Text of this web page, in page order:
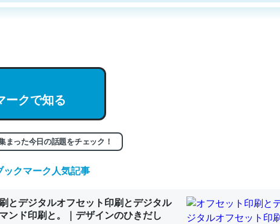
32768トークンだと英語小説100ページ分くらい。小説でいう「ずっと前
されないけど、短期記憶というには多い分量。進化すればするほど分かり
そう
ークで知る
まった今日の話題をチェック！
ックマーク人気記事
とデジタルオフセット印刷とデジタル
ンド印刷と。｜デザインのひきだし